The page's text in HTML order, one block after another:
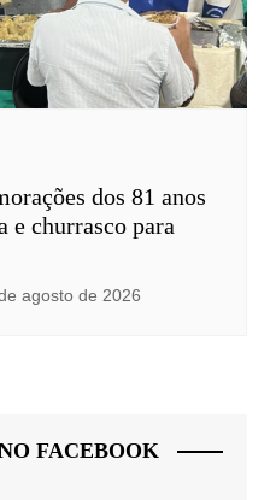
dos 81 anos
e churrasco para
agosto de 2026
FACEBOOK